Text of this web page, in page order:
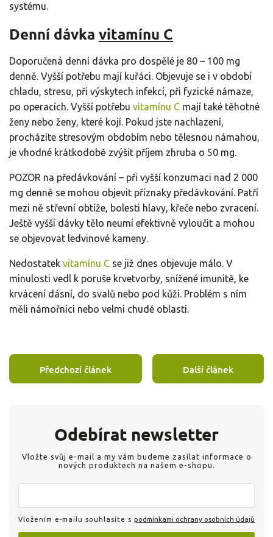
systému.
Denní dávka vitamínu C
Doporučená denní dávka pro dospělé je 80 – 100 mg
denně. Vyšší potřebu mají kuřáci. Objevuje se i v období
chladu, stresu, při výskytech infekcí, při fyzické námaze,
po operacích. Vyšší potřebu vitamínu C mají také těhotné
ženy nebo ženy, které kojí. Pokud jste nachlazení,
procházíte stresovým obdobím nebo tělesnou námahou,
je vhodné krátkodobě zvýšit příjem zhruba o 50 mg.
POZOR na předávkování – při vyšší konzumaci nad 2 000
mg denně se mohou objevit příznaky předávkování. Patří
mezi ně střevní obtíže, bolesti hlavy, křeče nebo zvracení.
Ještě vyšší dávky tělo neumí efektivně vyloučit a mohou
se objevovat ledvinové kameny.
Nedostatek vitamínu C se již dnes objevuje málo. V
minulosti vedl k poruše krvetvorby, snížené imunitě, ke
krvácení dásní, do svalů nebo pod kůži. Problém s ním
měli námořníci nebo velmi chudé oblasti.
Předchozí článek Další článek
Odebírat newsletter
Vložte svůj e-mail a my vám budeme zasílat informace o
nových produktech na našem e-shopu.
Vložením e-mailu souhlasíte s podmínkami ochrany osobních údajů